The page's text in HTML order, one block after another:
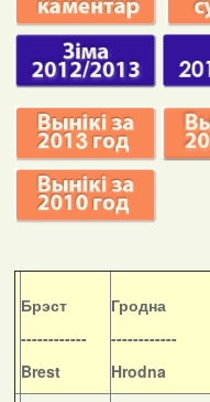
Брэст
------------
Brest
Гродна
------------
Hrodna